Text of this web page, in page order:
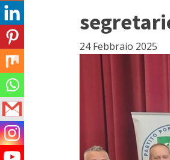
24 Febbraio 2025